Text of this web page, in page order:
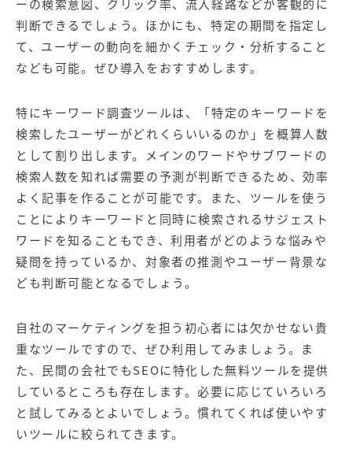
ーの検索意図、クリック率、流入経路などが客観的に
判断できるでしょう。ほかにも、特定の期間を指定し
て、ユーザーの動向を細かくチェック・分析すること
なども可能。ぜひ導入をおすすめします。
特にキーワード調査ツールは、「特定のキーワードを
検索したユーザーがどれくらいいるのか」を概算人数
として割り出します。メインのワードやサブワードの
検索人数を知れば需要の予測が判断できるため、効率
よく記事を作ることが可能です。また、ツールを使う
ことによりキーワードと同時に検索されるサジェスト
ワードを知ることもでき、利用者がどのような悩みや
疑問を持っているか、対象者の推測やユーザー背景な
ども判断可能となるでしょう。
自社のマーケティングを担う初心者には欠かせない貴
重なツールですので、ぜひ利用してみましょう。ま
た、民間の会社でもSEOに特化した無料ツールを提供
しているところも存在します。必要に応じていろいろ
と試してみるとよいでしょう。慣れてくれば使いやす
いツールに絞られてきます。